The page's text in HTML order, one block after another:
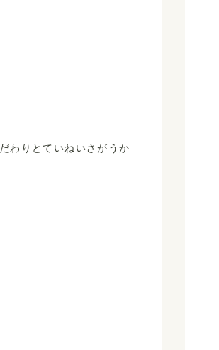
わりとていねいさがうか